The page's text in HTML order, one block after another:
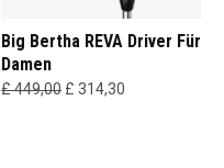
Big Bertha REVA Driver Für
Damen
£ 449,00 £ 314,30